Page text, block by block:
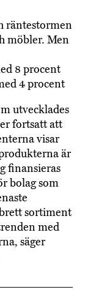
räntestormen
möbler. Men
8 procent
4 procent
utvecklades
fortsatt att
visar
är
finansieras
bolag som
sortiment
med
säger